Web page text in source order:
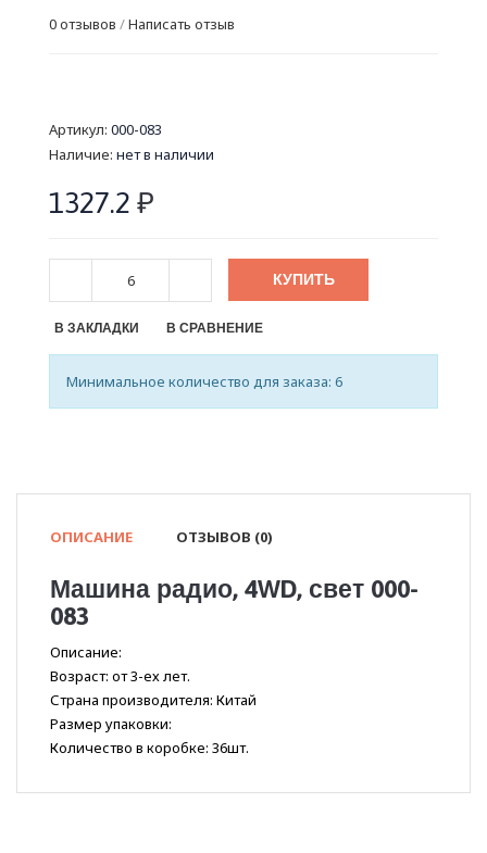
0 отзывов /Написать отзыв
Артикул: 000-083
Наличие: нет в наличии
1327.2 ₽
КУПИТЬ
В ЗАКЛАДКИ В СРАВНЕНИЕ
Минимальное количество для заказа: 6
ОПИСАНИЕ ОТЗЫВОВ (0)
Машина радио, 4WD, свет 000-
083
Описание:
Возраст: от 3-ех лет.
Страна производителя: Китай
Размер упаковки:
Количество в коробке: 36шт.